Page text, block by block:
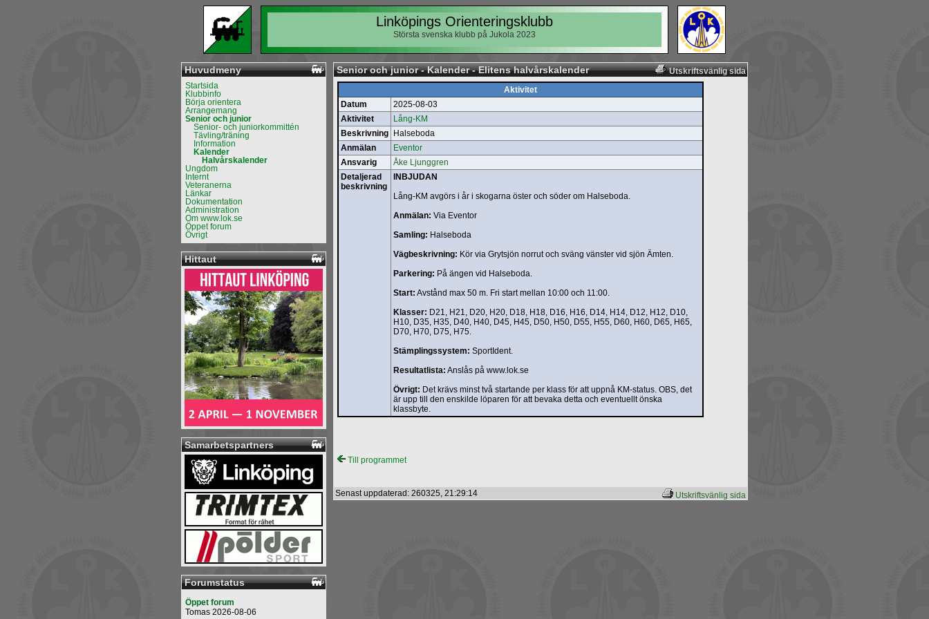
Linköpings Orienteringsklubb
Största svenska klubb på Jukola 2023
Huvudmeny
Startsida
Klubbinfo
Börja orientera
Arrangemang
Senior och junior
Senior- och juniorkommittén
Tävling/träning
Information
Kalender
Halvårskalender
Ungdom
Internt
Veteranerna
Länkar
Dokumentation
Administration
Om www.lok.se
Öppet forum
Övrigt
Hittaut
Samarbetspartners
Forumstatus
Öppet forum
Tomas 2026-08-06
Utskriftsvänlig sida
Senior och junior - Kalender - Elitens halvårskalender
Aktivitet
Datum
2025-08-03
Aktivitet
Lång-KM
Beskrivning
Halseboda
Anmälan
Eventor
Ansvarig
Åke Ljunggren
Detaljerad
beskrivning
INBJUDAN
Lång-KM avgörs i år i skogarna öster och söder om Halseboda.
Anmälan: Via Eventor
Samling: Halseboda
Vägbeskrivning: Kör via Grytsjön norrut och sväng vänster vid sjön Ämten.
Parkering: På ängen vid Halseboda.
Start: Avstånd max 50 m. Fri start mellan 10:00 och 11:00.
Klasser: D21, H21, D20, H20, D18, H18, D16, H16, D14, H14, D12, H12, D10,
H10, D35, H35, D40, H40, D45, H45, D50, H50, D55, H55, D60, H60, D65, H65,
D70, H70, D75, H75.
Stämplingssystem: SportIdent.
Resultatlista: Anslås på www.lok.se
Övrigt: Det krävs minst två startande per klass för att uppnå KM-status. OBS, det
är upp till den enskilde löparen för att bevaka detta och eventuellt önska
klassbyte.
Till programmet
Utskriftsvänlig sida
Senast uppdaterad: 260325, 21:29:14